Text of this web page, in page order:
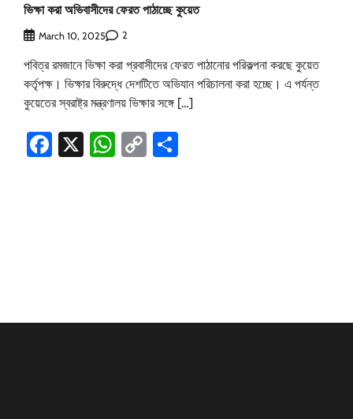
ভিক্ষা করা অভিবাসীদের ফেরত পাঠাচ্ছে কুয়েত
March 10, 2025 2
পবিত্র রমজানে ভিক্ষা করা প্রবাসীদের ফেরত পাঠানোর পরিকল্পনা করছে কুয়েত
কর্তৃপক্ষ। ভিক্ষার বিরুদ্ধে দেশটিতে অভিযান পরিচালনা করা হচ্ছে। এ পর্যন্ত
কুয়েতের স্বরাষ্ট্র মন্ত্রণালয় ভিক্ষার সঙ্গে […]
Facebook
X WhatsApp
Copy